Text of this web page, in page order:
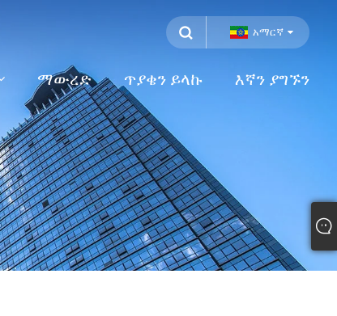
አማርኛ
ማውረድ ጥያቄን ይላኩ እኛን ያግኙን